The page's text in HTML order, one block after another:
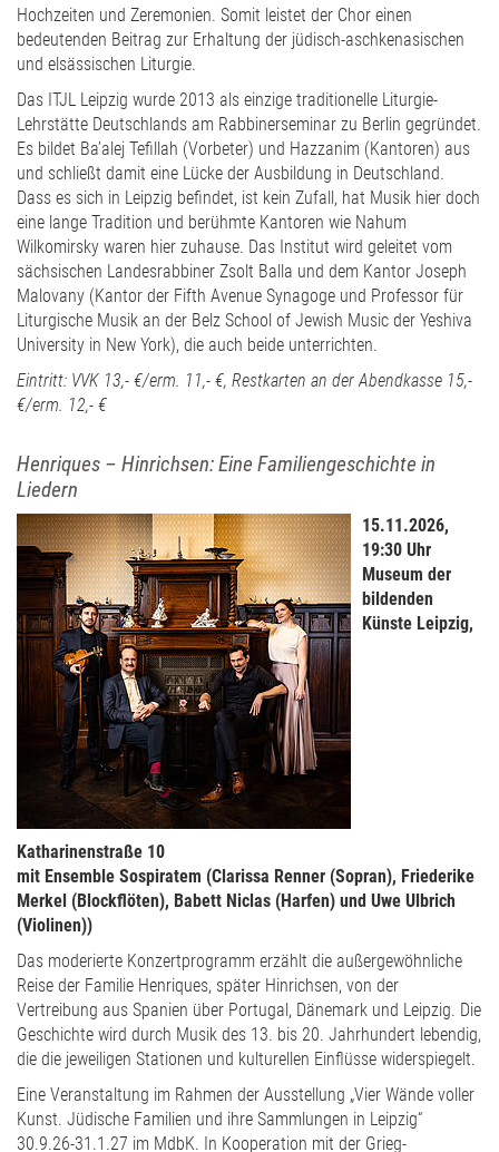
Hochzeiten und Zeremonien. Somit leistet der Chor einen
bedeutenden Beitrag zur Erhaltung der jüdisch-aschkenasischen
und elsässischen Liturgie.
Das ITJL Leipzig wurde 2013 als einzige traditionelle Liturgie-
Lehrstätte Deutschlands am Rabbinerseminar zu Berlin gegründet.
Es bildet Ba’alej Tefillah (Vorbeter) und Hazzanim (Kantoren) aus
und schließt damit eine Lücke der Ausbildung in Deutschland.
Dass es sich in Leipzig befindet, ist kein Zufall, hat Musik hier doch
eine lange Tradition und berühmte Kantoren wie Nahum
Wilkomirsky waren hier zuhause. Das Institut wird geleitet vom
sächsischen Landesrabbiner Zsolt Balla und dem Kantor Joseph
Malovany (Kantor der Fifth Avenue Synagoge und Professor für
Liturgische Musik an der Belz School of Jewish Music der Yeshiva
University in New York), die auch beide unterrichten.
Eintritt: VVK 13,- €/erm. 11,- €, Restkarten an der Abendkasse 15,-
€/erm. 12,- €
Henriques – Hinrichsen: Eine Familiengeschichte in
Liedern
15.11.2026,
19:30 Uhr
Museum der
bildenden
Künste Leipzig,
Katharinenstraße 10
mit Ensemble Sospiratem (Clarissa Renner (Sopran), Friederike
Merkel (Blockflöten), Babett Niclas (Harfen) und Uwe Ulbrich
(Violinen))
Das moderierte Konzertprogramm erzählt die außergewöhnliche
Reise der Familie Henriques, später Hinrichsen, von der
Vertreibung aus Spanien über Portugal, Dänemark und Leipzig. Die
Geschichte wird durch Musik des 13. bis 20. Jahrhundert lebendig,
die die jeweiligen Stationen und kulturellen Einflüsse widerspiegelt.
Eine Veranstaltung im Rahmen der Ausstellung „Vier Wände voller
Kunst. Jüdische Familien und ihre Sammlungen in Leipzig“
30.9.26-31.1.27 im MdbK. In Kooperation mit der Grieg-